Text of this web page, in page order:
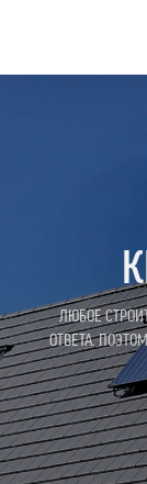
ЛЮБОЕ
ОТВЕТА.